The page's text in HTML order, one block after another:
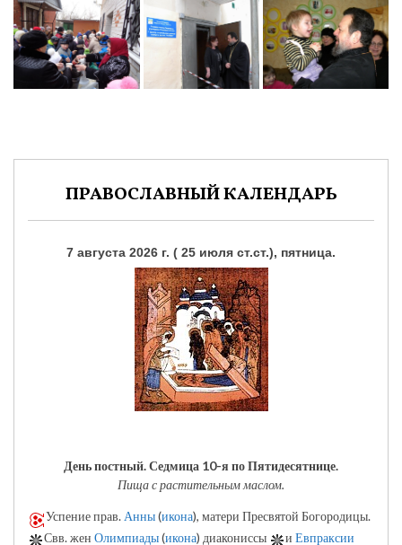
ПРАВОСЛАВНЫЙ КАЛЕНДАРЬ
7 августа 2026 г. ( 25 июля ст.ст.), пятница.
День постный.Седмица 10-я по Пятидесятнице.
Пища с растительным маслом.
Успение прав. Анны(икона), матери Пресвятой Богородицы.
Свв. жен Олимпиады(икона) диакониссы и Евпраксии